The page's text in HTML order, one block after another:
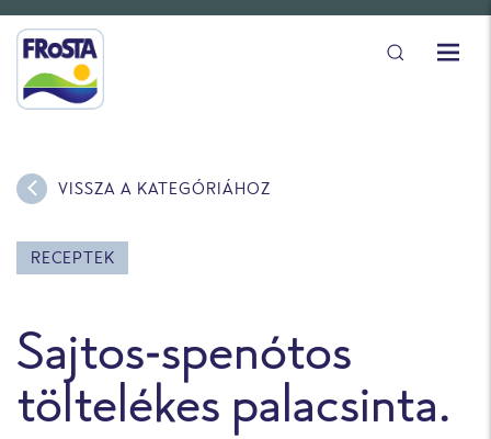
RECEPTEK
Sajtos-spenótos
töltelékes palacsinta.
VISSZA A KATEGÓRIÁHOZ